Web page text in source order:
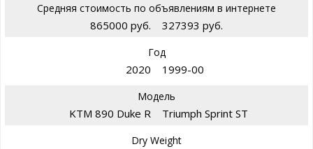
Средняя стоимость по объявлениям в интернете
865000 руб. 327393 руб.
Год
2020 1999-00
Модель
KTM 890 Duke R Triumph Sprint ST
Dry Weight